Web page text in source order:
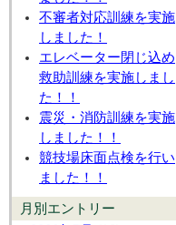
不審者対応訓練を実施
しました！
エレベーター閉じ込め
救助訓練を実施しまし
た！！
震災・消防訓練を実施
しました！！
競技場床面点検を行い
ました！！
月別エントリー